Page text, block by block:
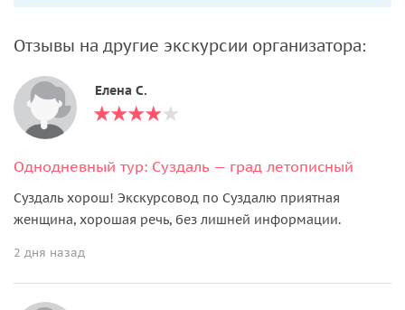
Отзывы на другие экскурсии организатора:
Елена С.
Однодневный тур: Суздаль — град летописный
Суздаль хорош! Экскурсовод по Суздалю приятная
женщина, хорошая речь, без лишней информации.
2 дня назад